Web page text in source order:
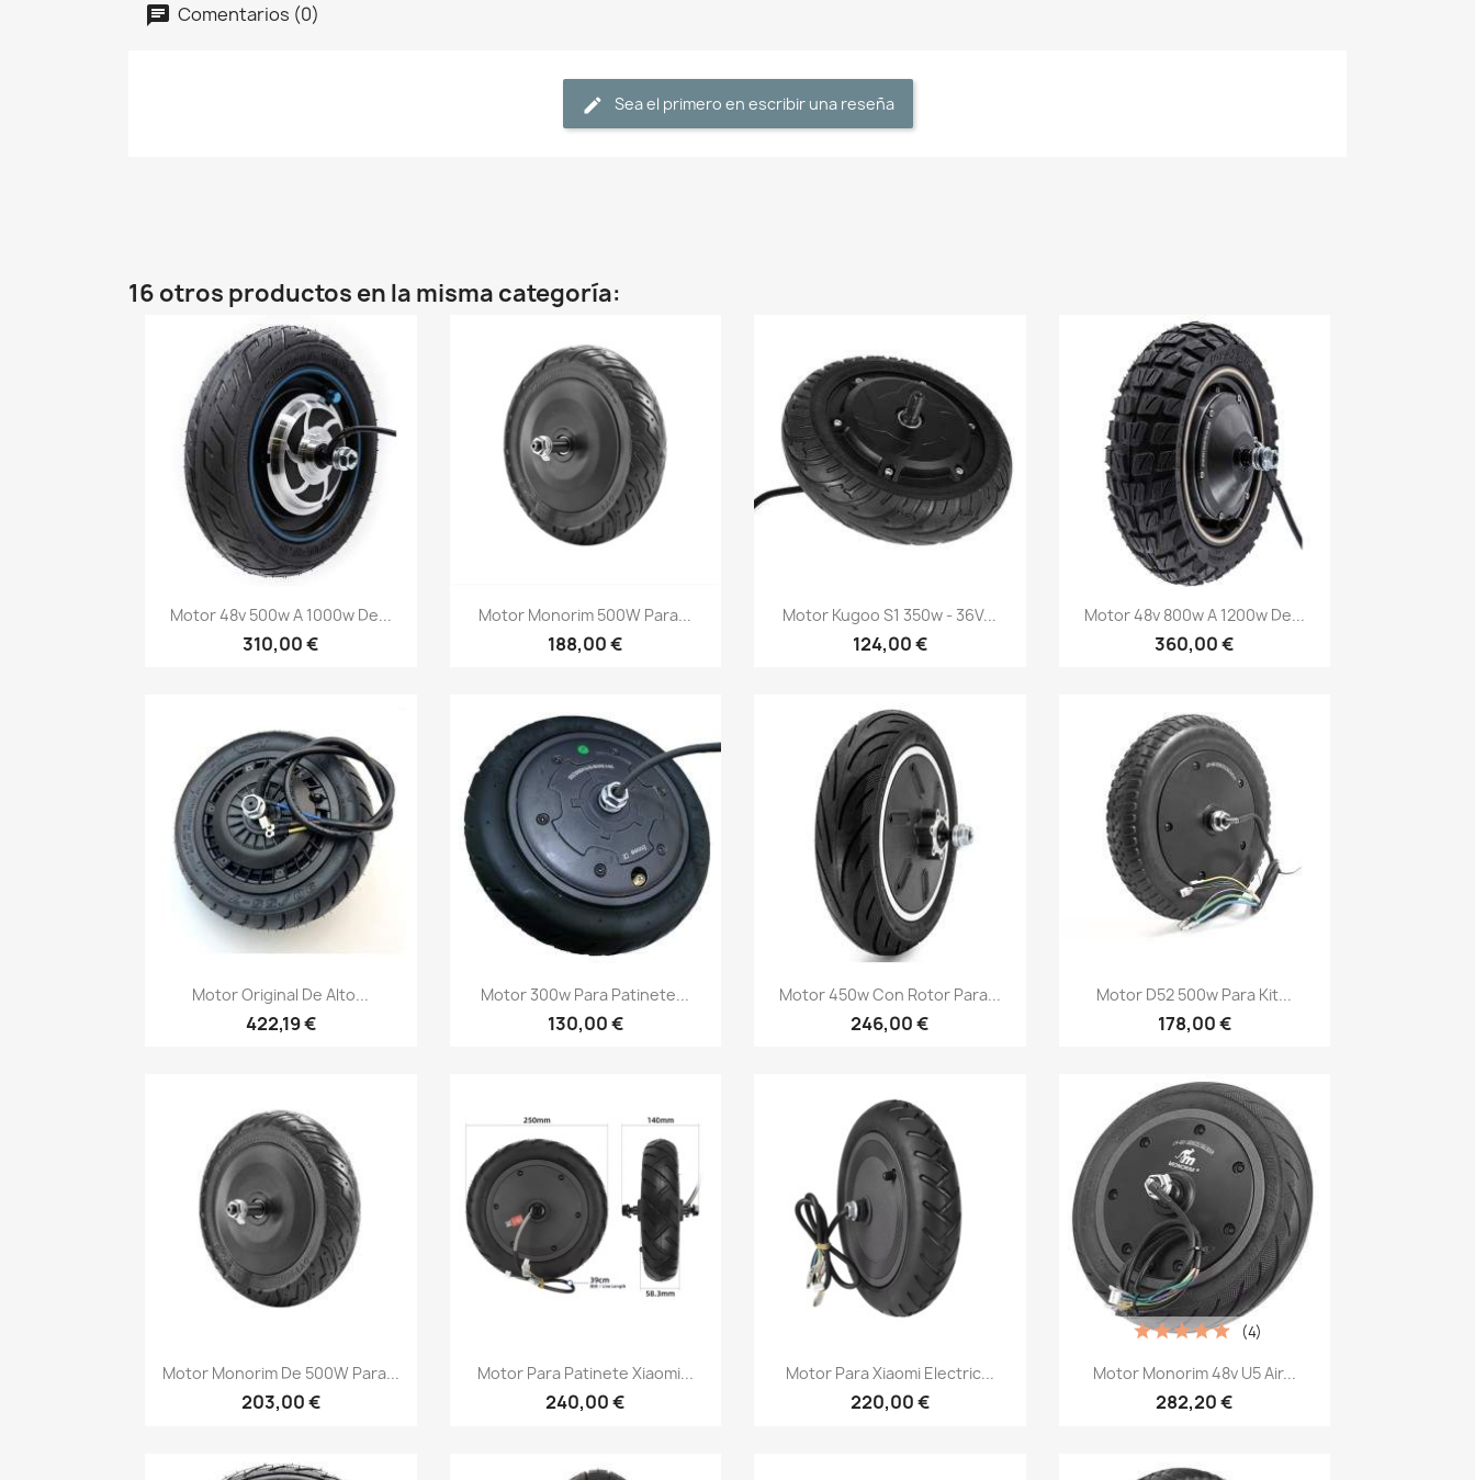
Comentarios (0)
Sea el primero en escribir una reseña
16 otros productos en la misma categoría:
Vista rápida
Motor 48v 500w A 1000w De...
310,00 €
Vista rápida
Motor Monorim 500W Para...
188,00 €
Vista rápida
Motor Kugoo S1 350w - 36V...
124,00 €
Vista rápida
Motor 48v 800w A 1200w De...
360,00 €
Vista rápida
Motor Original De Alto...
422,19 €
Vista rápida
Motor 300w Para Patinete...
130,00 €
Vista rápida
Motor 450w Con Rotor Para...
246,00 €
Vista rápida
Motor D52 500w Para Kit...
178,00 €
Vista rápida
Motor Monorim De 500W Para...
203,00 €
Vista rápida
Motor Para Patinete Xiaomi...
240,00 €
Vista rápida
Motor Para Xiaomi Electric...
220,00 €
Vista rápida
Motor Monorim 48v U5 Air...
282,20 €
(4)